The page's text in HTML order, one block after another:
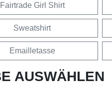
Fairtrade Girl Shirt
Sweatshirt
Emailletasse
AUSWÄHLEN